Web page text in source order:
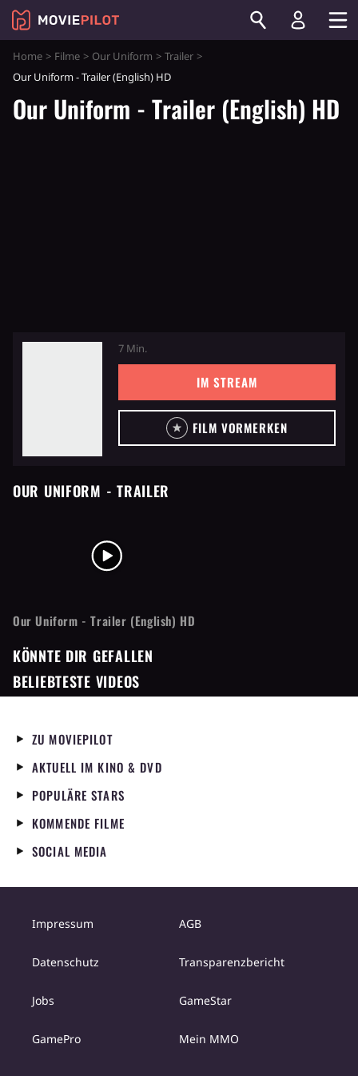
Home Filme Our Uniform
Trailer
Our Uniform - Trailer (English) HD
Our Uniform - Trailer (English) HD
7 Min.
IM STREAM
FILM VORMERKEN
OUR UNIFORM - TRAILER
Our Uniform - Trailer (English) HD
KÖNNTE DIR GEFALLEN
BELIEBTESTE VIDEOS
ZU MOVIEPILOT
AKTUELL IM KINO & DVD
POPULÄRE STARS
KOMMENDE FILME
SOCIAL MEDIA
Impressum AGB
Datenschutz Transparenzbericht
Jobs GameStar
GamePro Mein MMO